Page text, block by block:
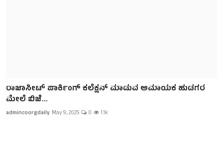
ರಾಜಾಸೀಟ್ ಪಾರ್ಕಿಂಗ್ ಕಲೆಕ್ಷನ್ ಮಾಡುವ ಅಮಾಯಕ ಹುಡಗರ
ಮೇಲೆ ಬಿಜೆ...
admincoorgdaily May 9, 2025 0 1.1k